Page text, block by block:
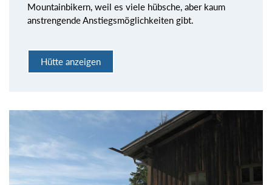
Mountainbikern, weil es viele hübsche, aber kaum
anstrengende Anstiegsmöglichkeiten gibt.
Hütte anzeigen